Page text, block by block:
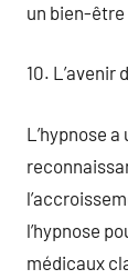
un bien-
10. L’avenir
L’hypnose
l’hypnose
médicaux